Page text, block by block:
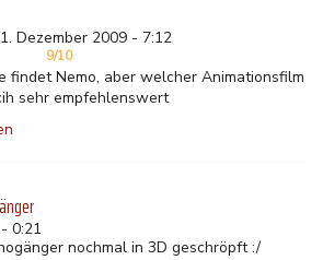
Dezember 2009 - 7:12
9/10
findet Nemo, aber welcher Animationsfilm
sehr empfehlenswert
0:21
nochmal in 3D geschröpft :/